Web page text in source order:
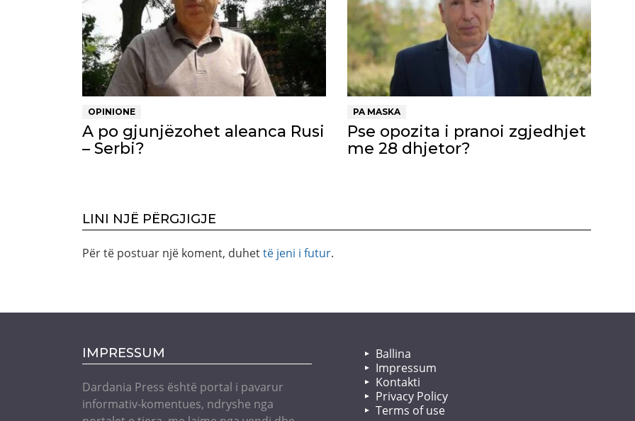
OPINIONE
A po gjunjëzohet aleanca Rusi
– Serbi?
PA MASKA
Pse opozita i pranoi zgjedhjet
me 28 dhjetor?
LINI NJË PËRGJIGJE
Për të postuar një koment, duhettë jeni i futur.
IMPRESSUM
Dardania Press është portal i pavarur
informativ-komentues, ndryshe nga
Ballina
Impressum
Kontakti
Privacy Policy
Terms of use